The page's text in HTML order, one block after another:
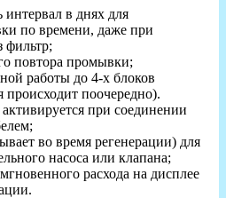
в днях для
по времени, даже при
фильтр;
повтора промывки;
работы до 4-х блоков
происходит поочередно).
при соединении
во время регенерации) для
насоса или клапана;
расхода на дисплее